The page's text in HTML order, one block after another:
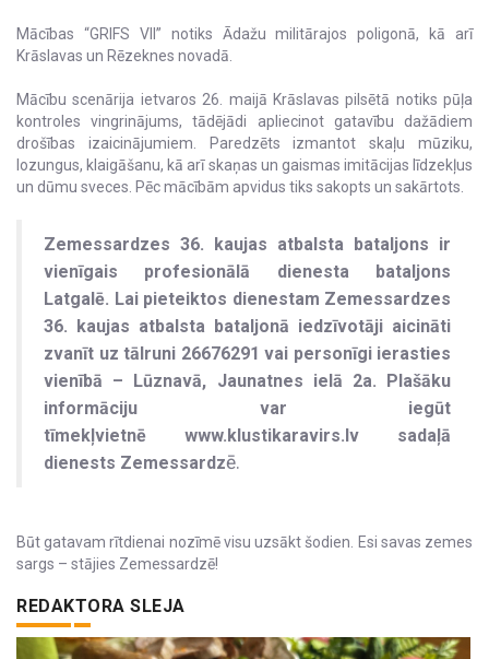
Mācības “GRIFS VII” notiks Ādažu militārajos poligonā, kā arī
Krāslavas un Rēzeknes novadā.
Mācību scenārija ietvaros 26. maijā Krāslavas pilsētā notiks pūļa
kontroles vingrinājums, tādējādi apliecinot gatavību dažādiem
drošības izaicinājumiem. Paredzēts izmantot skaļu mūziku,
lozungus, klaigāšanu, kā arī skaņas un gaismas imitācijas līdzekļus
un dūmu sveces. Pēc mācībām apvidus tiks sakopts un sakārtots.
Zemessardzes 36. kaujas atbalsta bataljons ir
vienīgais profesionālā dienesta bataljons
Latgalē. Lai pieteiktos dienestam Zemessardzes
36. kaujas atbalsta bataljonā iedzīvotāji aicināti
zvanīt uz tālruni 26676291 vai personīgi ierasties
vienībā – Lūznavā, Jaunatnes ielā 2a. Plašāku
informāciju var iegūt
tīmekļvietnē www.klustikaravirs.lv sadaļā
dienests Zemessardzē.
Būt gatavam rītdienai nozīmē visu uzsākt šodien. Esi savas zemes
sargs – stājies Zemessardzē!
REDAKTORA SLEJA